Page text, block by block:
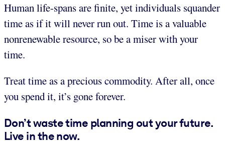
Human life-spans are finite, yet individuals squander
time as if it will never run out. Time is a valuable
nonrenewable resource, so be a miser with your
time.
Treat time as a precious commodity. After all, once
you spend it, it’s gone forever.
Don’t waste time planning out your future.
Live in the now.